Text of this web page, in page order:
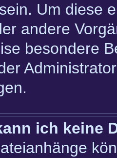
Um diese
andere
besondere
ich keine